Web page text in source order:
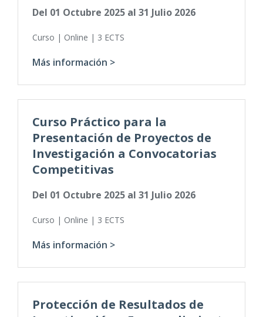
Del 01 Octubre 2025 al 31 Julio 2026
Curso | Online | 3 ECTS
Más información >
Curso Práctico para la
Presentación de Proyectos de
Investigación a Convocatorias
Competitivas
Del 01 Octubre 2025 al 31 Julio 2026
Curso | Online | 3 ECTS
Más información >
Protección de Resultados de